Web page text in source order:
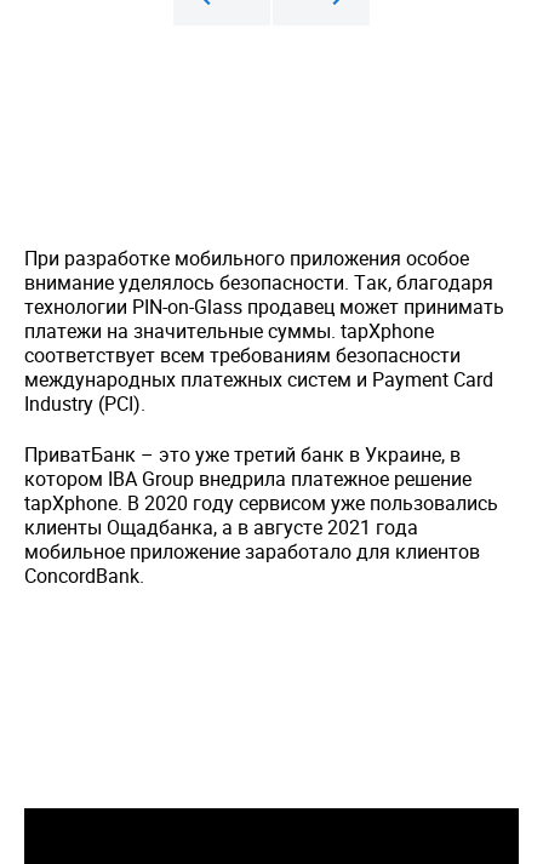
При разработке мобильного приложения особое
внимание уделялось безопасности. Так, благодаря
технологии PIN-on-Glass продавец может принимать
платежи на значительные суммы. tapXphone
соответствует всем требованиям безопасности
международных платежных систем и Payment Card
Industry (PCI).
ПриватБанк – это уже третий банк в Украине, в
котором IBA Group внедрила платежное решение
tapXphone. В 2020 году сервисом уже пользовались
клиенты Ощадбанка, а в августе 2021 года
мобильное приложение заработало для клиентов
ConcordBank.